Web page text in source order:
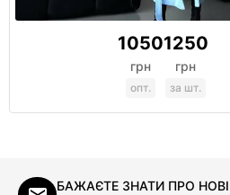
1050
грн
опт.
1250
грн
за шт.
БАЖАЄТЕ ЗНАТИ ПРО